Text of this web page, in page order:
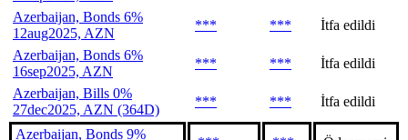
Azerbaijan, Bonds 6%
12aug2025, AZN
*** ***
İtfa edildi
Azerbaijan, Bonds 6%
16sep2025, AZN
*** ***
İtfa edildi
Azerbaijan, Bills 0%
27dec2025, AZN (364D)
*** *** İtfa edildi
Azerbaijan, Bonds 9%